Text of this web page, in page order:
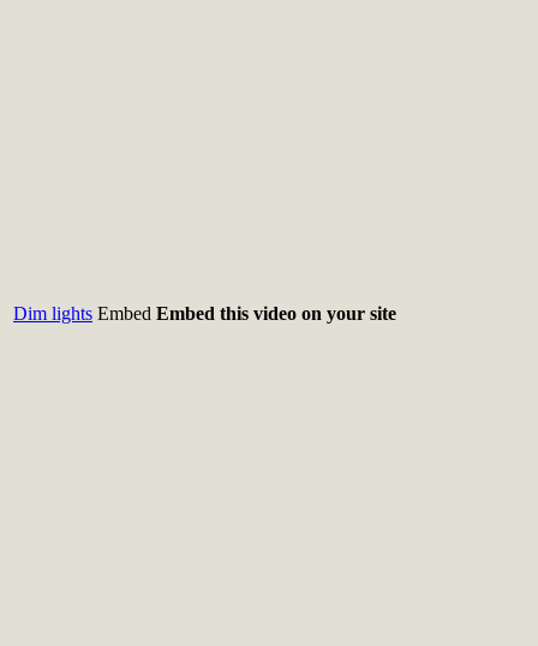
Dim lights Embed Embed this video on your site